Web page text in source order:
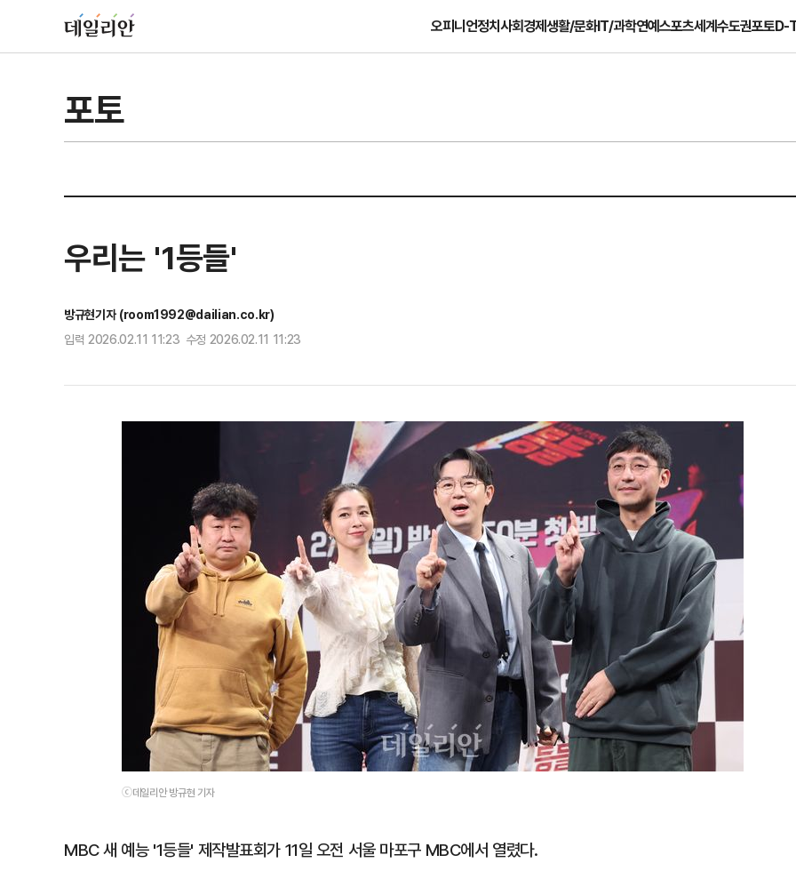
오피니언정치사회경제생활/문화IT/과학연예스포츠세계수도권포토D-
포토
우리는 '1등들'
방규현기자 (room1992@dailian.co.kr)
입력 2026.02.11 11:23 수정 2026.02.11 11:23
ⓒ데일리안 방규현 기자
MBC 새 예능 '1등들' 제작발표회가 11일 오전 서울 마포구 MBC에서 열렸다.